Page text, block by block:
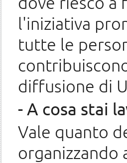
l'iniziativa
tutte le
diffusione di
- A cosa stai
Vale quanto
organizzando